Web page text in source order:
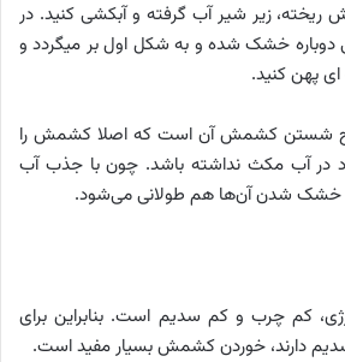
زیر شیر آب گرفته و آبکشی کنید. در
خشک شده و به شکل اول بر میگردد و
پهن کنید.
شستن کشمش آن است که اصلا کشمش را
در آب مکث نداشته باشد. چون با جذب آب
خشک شدن آن‌ها هم طولانی می‌شود.
کم چرب و کم سدیم است. بنابراین برای
دارند، خوردن کشمش بسیار مفید است.